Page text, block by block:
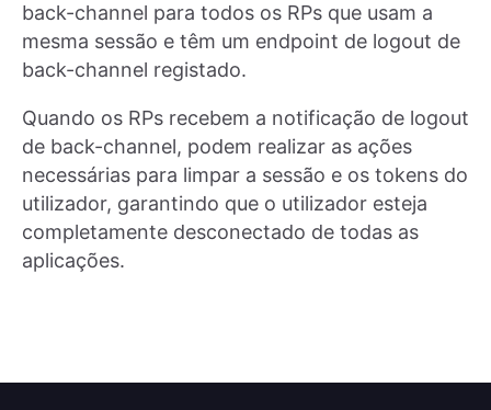
back-channel para todos os RPs que usam a
mesma sessão e têm um endpoint de logout de
back-channel registado.
Quando os RPs recebem a notificação de logout
de back-channel, podem realizar as ações
necessárias para limpar a sessão e os tokens do
utilizador, garantindo que o utilizador esteja
completamente desconectado de todas as
aplicações.